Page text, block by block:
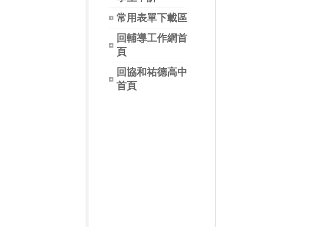
常用表單下載區
回輔導工作網首
頁
回協和祐德高中
首頁